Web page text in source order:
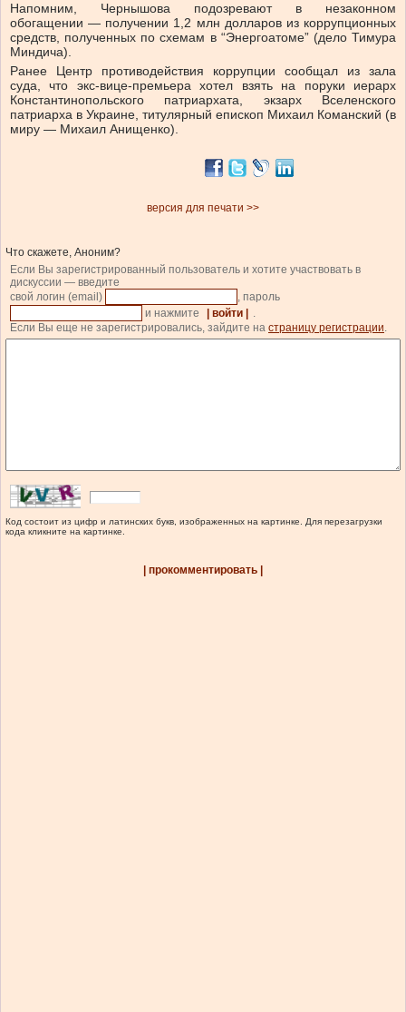
Напомним, Чернышова подозревают в незаконном
обогащении — получении 1,2 млн долларов из коррупционных
средств, полученных по схемам в “Энергоатоме” (дело Тимура
Миндича).
Ранее Центр противодействия коррупции сообщал из зала
суда, что экс-вице-премьера хотел взять на поруки иерарх
Константинопольского патриархата, экзарх Вселенского
патриарха в Украине, титулярный епископ Михаил Команский (в
миру — Михаил Анищенко).
версия для печати >>
Что скажете, Аноним?
Если Вы зарегистрированный пользователь и хотите участвовать в
дискуссии — введите
свой логин (email)
, пароль
и нажмите
| войти |
.
Если Вы еще не зарегистрировались, зайдите на страницу регистрации.
Код состоит из цифр и латинских букв, изображенных на картинке. Для перезагрузки
кода кликните на картинке.
| прокомментировать |